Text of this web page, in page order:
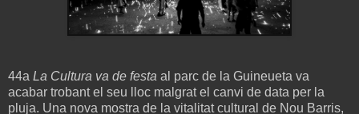
44a La Cultura va de festa al parc de la Guineueta va
acabar trobant el seu lloc malgrat el canvi de data per la
pluja. Una nova mostra de la vitalitat cultural de Nou Barris,